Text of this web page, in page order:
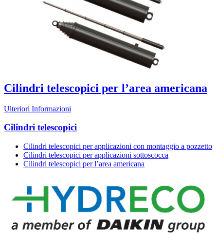
Cilindri telescopici per l’area americana
Ulteriori Informazioni
Cilindri telescopici
Cilindri telescopici per applicazioni con montaggio a pozzetto
Cilindri telescopici per applicazioni sottoscocca
Cilindri telescopici per l’area americana